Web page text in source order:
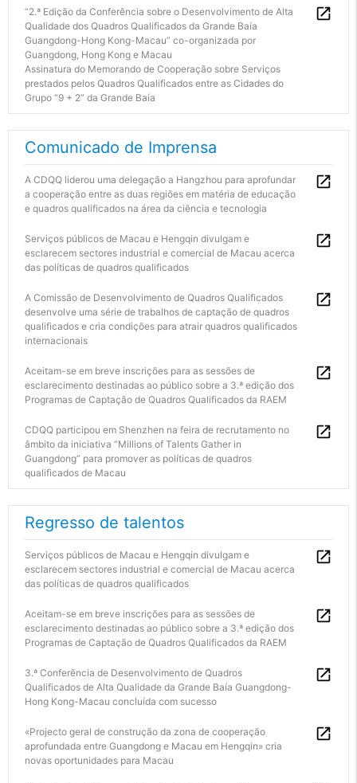
“2.ª Edição da Conferência sobre o Desenvolvimento de Alta
Qualidade dos Quadros Qualificados da Grande Baía
Guangdong-Hong Kong-Macau” co-organizada por
Guangdong, Hong Kong e Macau
Assinatura do Memorando de Cooperação sobre Serviços
prestados pelos Quadros Qualificados entre as Cidades do
Grupo “9 + 2” da Grande Baía
Comunicado de Imprensa
A CDQQ liderou uma delegação a Hangzhou para aprofundar
a cooperação entre as duas regiões em matéria de educação
e quadros qualificados na área da ciência e tecnologia
Serviços públicos de Macau e Hengqin divulgam e
esclarecem sectores industrial e comercial de Macau acerca
das políticas de quadros qualificados
A Comissão de Desenvolvimento de Quadros Qualificados
desenvolve uma série de trabalhos de captação de quadros
qualificados e cria condições para atrair quadros qualificados
internacionais
Aceitam-se em breve inscrições para as sessões de
esclarecimento destinadas ao público sobre a 3.ª edição dos
Programas de Captação de Quadros Qualificados da RAEM
CDQQ participou em Shenzhen na feira de recrutamento no
âmbito da iniciativa “Millions of Talents Gather in
Guangdong” para promover as políticas de quadros
qualificados de Macau
Regresso de talentos
Serviços públicos de Macau e Hengqin divulgam e
esclarecem sectores industrial e comercial de Macau acerca
das políticas de quadros qualificados
Aceitam-se em breve inscrições para as sessões de
esclarecimento destinadas ao público sobre a 3.ª edição dos
Programas de Captação de Quadros Qualificados da RAEM
3.ª Conferência de Desenvolvimento de Quadros
Qualificados de Alta Qualidade da Grande Baía Guangdong-
Hong Kong-Macau concluída com sucesso
«Projecto geral de construção da zona de cooperação
aprofundada entre Guangdong e Macau em Hengqin» cria
novas oportunidades para Macau